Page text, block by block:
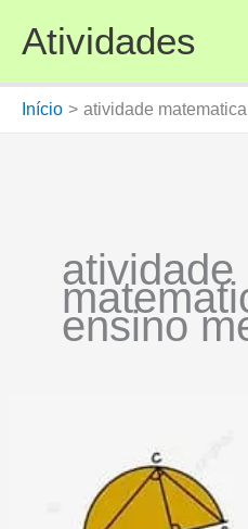
para
conteúdo
Atividades
Início atividade
atividade
ensino